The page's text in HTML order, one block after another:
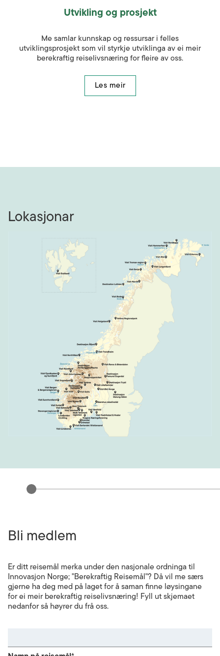
Utvikling og prosjekt
Me samlar kunnskap og ressursar i felles
utviklingsprosjekt som vil styrkje utviklinga av ei meir
berekraftig reiselivsnæring for fleire av oss.
Les meir
Lokasjonar
Bli medlem
Er ditt reisemål merka under den nasjonale ordninga til
Innovasjon Norge; "Berekraftig Reisemål"? Då vil me særs
gjerne ha deg med på laget for å saman finne løysingane
for ei meir berekraftig reiselivsnæring! Fyll ut skjemaet
nedanfor så høyrer du frå oss.